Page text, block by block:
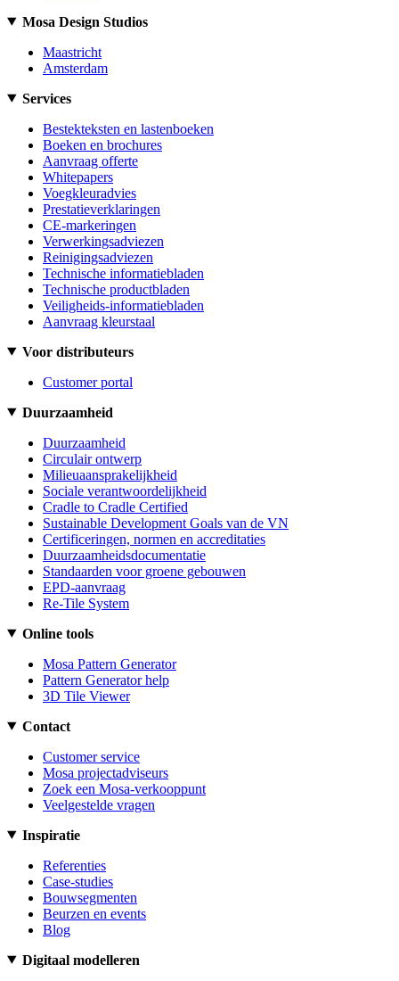
Mosa Design Studios
Maastricht
Amsterdam
Services
Bestekteksten en lastenboeken
Boeken en brochures
Aanvraag offerte
Whitepapers
Voegkleuradvies
Prestatieverklaringen
CE-markeringen
Verwerkingsadviezen
Reinigingsadviezen
Technische informatiebladen
Technische productbladen
Veiligheids-informatiebladen
Aanvraag kleurstaal
Voor distributeurs
Customer portal
Duurzaamheid
Duurzaamheid
Circulair ontwerp
Milieuaansprakelijkheid
Sociale verantwoordelijkheid
Cradle to Cradle Certified
Sustainable Development Goals van de VN
Certificeringen, normen en accreditaties
Duurzaamheidsdocumentatie
Standaarden voor groene gebouwen
EPD-aanvraag
Re-Tile System
Online tools
Mosa Pattern Generator
Pattern Generator help
3D Tile Viewer
Contact
Customer service
Mosa projectadviseurs
Zoek een Mosa-verkooppunt
Veelgestelde vragen
Inspiratie
Referenties
Case-studies
Bouwsegmenten
Beurzen en events
Blog
Digitaal modelleren